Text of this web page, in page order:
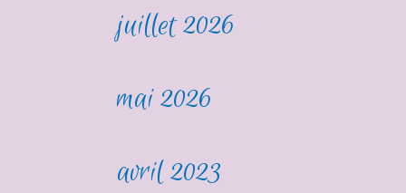
juillet 2026
mai 2026
avril 2023